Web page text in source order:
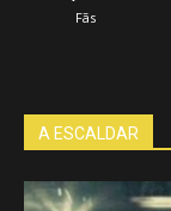
Fãs
A ESCALDAR